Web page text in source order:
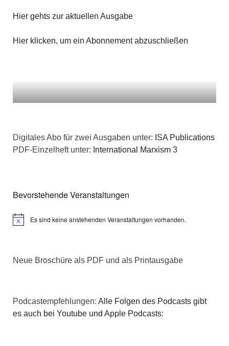
Hier gehts zur aktuellen Ausgabe
Hier klicken, um ein Abonnement abzuschließen
Digitales Abo für zwei Ausgaben unter: ISA Publications
PDF-Einzelheft unter: International Marxism 3
Bevorstehende Veranstaltungen
HinweisEs sind keine anstehenden Veranstaltungen vorhanden.
Neue Broschüre als PDF und als Printausgabe
Podcastempfehlungen: Alle Folgen des Podcasts gibt
es auch bei Youtube und Apple Podcasts: